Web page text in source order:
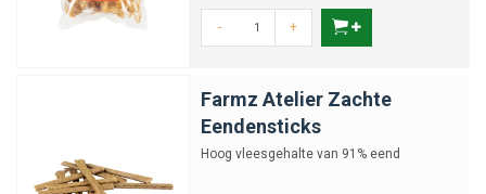
- +
Farmz Atelier Zachte
Eendensticks
Hoog vleesgehalte van 91% eend